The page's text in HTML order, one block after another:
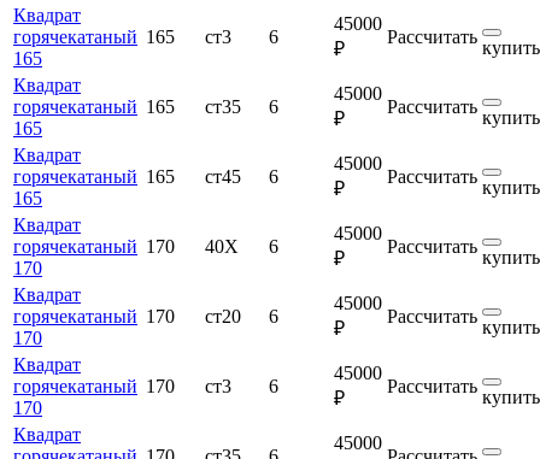
Квадрат
горячекатаный
165
165 ст3 6
45000
₽
Рассчитать
купить
Квадрат
горячекатаный
165
165 ст35 6
45000
₽
Рассчитать
купить
Квадрат
горячекатаный
165
165 ст45 6
45000
₽
Рассчитать
купить
Квадрат
горячекатаный
170
170 40Х 6
45000
₽
Рассчитать
купить
Квадрат
горячекатаный
170
170 ст20 6
45000
₽
Рассчитать
купить
Квадрат
горячекатаный
170
170 ст3 6
45000
₽
Рассчитать
купить
Квадрат
45000